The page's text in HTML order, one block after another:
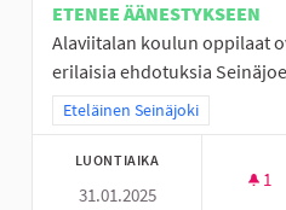
ETENEE ÄÄNESTYKSEEN
Alaviitalan koulun oppilaat
erilaisia ehdotuksia
Rajaa tulokset teeman
Eteläinen Seinäjoki
LUONTIAIKA
31.01.2025
1